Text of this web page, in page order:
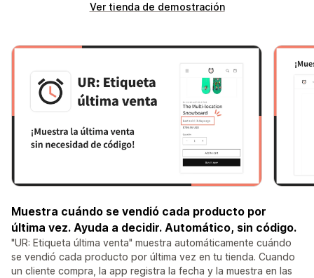
Ver tienda de demostración
Muestra cuándo se vendió cada producto por
última vez. Ayuda a decidir. Automático, sin código.
"UR: Etiqueta última venta" muestra automáticamente cuándo
se vendió cada producto por última vez en tu tienda. Cuando
un cliente compra, la app registra la fecha y la muestra en las